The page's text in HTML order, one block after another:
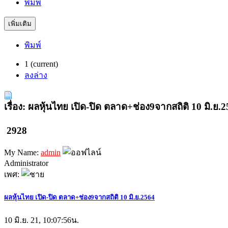
พิมพ์
เพิ่มเติม
พิมพ์
1 (current)
ลงล่าง
เรื่อง: ผลหุ้นไทย เปิด-ปิด ตลาด+ช่อง9จากสถิติ 10 มิ.ย
2928
My Name: admin
Administrator
เพศ:
ผลหุ้นไทย เปิด-ปิด ตลาด+ช่อง9จากสถิติ 10 มิ.ย.2564
10 มิ.ย. 21, 10:07:56น.